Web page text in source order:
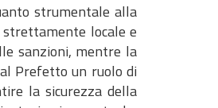
strumentale alla
strettamente locale e
sanzioni, mentre la
Prefetto un ruolo di
la sicurezza della